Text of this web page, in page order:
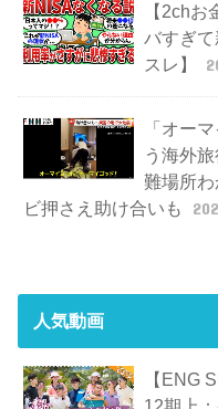
【2ch
バすぎ
スレ】
「オー
う海外
難場所
ビ押さえ助け合いも
人気動画
【ENG